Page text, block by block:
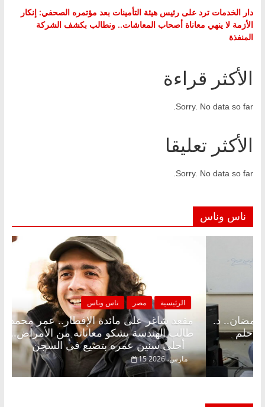
دار الخدمات ترد على رئيس هيئة التأمينات بعد مؤتمره الصحفي: إنكار
الأزمة لا ينهي معاناة أصحاب المعاشات.. ونطالب بكشف الشركة
المنفذة
الأكثر قراءة
Sorry. No data so far.
الأكثر تعليقا
Sorry. No data so far.
ناس وناس
الرئيسية
مقعد شاغر
طالب
أحلى سنين عمره بتضيع في السجن
15 مارس، 2026
ناس وناس
على الإفطار وبلكونة بلا زينة رمضان.. د.
فاروق خبير اقتصادي في انتظار حلم